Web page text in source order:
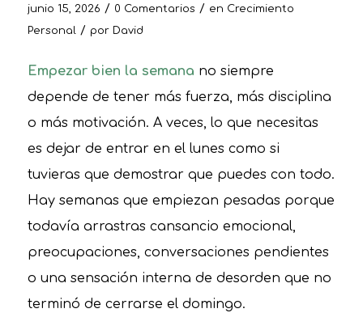
junio 15, 2026 / 0 Comentarios / en Crecimiento
Personal / por David
Empezar bien la semana no siempre
depende de tener más fuerza, más disciplina
o más motivación. A veces, lo que necesitas
es dejar de entrar en el lunes como si
tuvieras que demostrar que puedes con todo.
Hay semanas que empiezan pesadas porque
todavía arrastras cansancio emocional,
preocupaciones, conversaciones pendientes
o una sensación interna de desorden que no
terminó de cerrarse el domingo.